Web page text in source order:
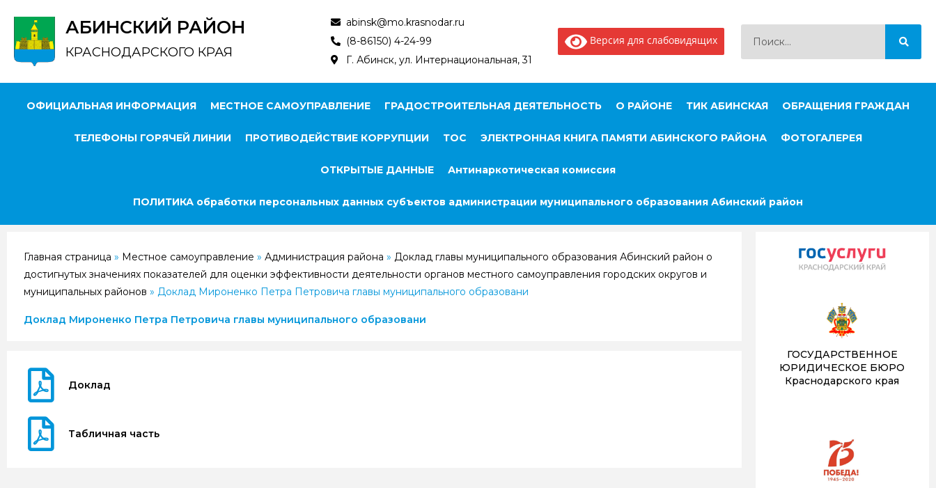
АБИНСКИЙ РАЙОН
КРАСНОДАРСКОГО КРАЯ
abinsk@mo.krasnodar.ru
(8-86150) 4-24-99
Г. Абинск, ул. Интернациональная, 31
Версия для слабовидящих
ОФИЦИАЛЬНАЯ ИНФОРМАЦИЯ МЕСТНОЕ САМОУПРАВЛЕНИЕ ГРАДОСТРОИТЕЛЬНАЯ ДЕЯТЕЛЬНОСТЬ О РАЙОНЕ ТИК АБИНСКАЯ ОБРАЩЕНИЯ ГРАЖДАН
ТЕЛЕФОНЫ ГОРЯЧЕЙ ЛИНИИ ПРОТИВОДЕЙСТВИЕ КОРРУПЦИИ ТОС ЭЛЕКТРОННАЯ КНИГА ПАМЯТИ АБИНСКОГО РАЙОНА ФОТОГАЛЕРЕЯ
ОТКРЫТЫЕ ДАННЫЕ Антинаркотическая комиссия
ПОЛИТИКА обработки персональных данных субъектов администрации муниципального образования Абинский район
Главная страница » Местное самоуправление » Администрация района » Доклад главы муниципального образования Абинский район о
достигнутых значениях показателей для оценки эффективности деятельности органов местного самоуправления городских округов и
муниципальных районов » Доклад Мироненко Петра Петровича главы муниципального образовани
Доклад Мироненко Петра Петровича главы муниципального образовани
Доклад
Табличная часть
ГОСУДАРСТВЕННОЕ
ЮРИДИЧЕСКОЕ БЮРО
Краснодарского края